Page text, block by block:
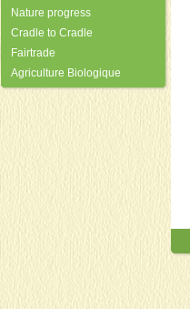
Nature progress
Cradle to Cradle
Fairtrade
Agriculture Biologique